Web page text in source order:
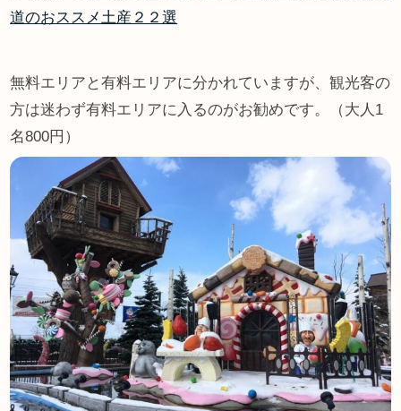
道のおススメ土産２２選
無料エリアと有料エリアに分かれていますが、観光客の
方は迷わず有料エリアに入るのがお勧めです。（大人1
名800円）